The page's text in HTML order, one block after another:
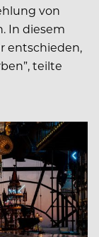
von
In diesem
entschieden,
teilte